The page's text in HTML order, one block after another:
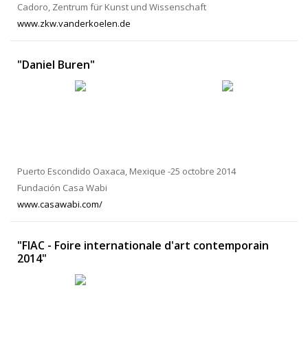
Cadoro, Zentrum für Kunst und Wissenschaft
www.zkw.vanderkoelen.de
"Daniel Buren"
Puerto Escondido Oaxaca, Mexique -25 octobre 2014
Fundación Casa Wabi
www.casawabi.com/
"FIAC - Foire internationale d'art contemporain
2014"